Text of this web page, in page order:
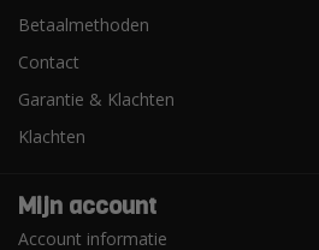
Betaalmethoden
Contact
Garantie & Klachten
Klachten
Mijn account
Account informatie